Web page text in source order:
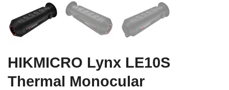
HIKMICRO Lynx LE10S
Thermal Monocular